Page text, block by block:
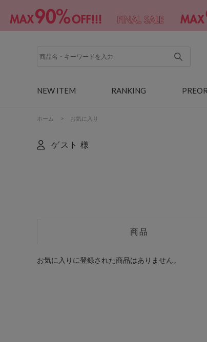
NEW ITEM RANKING
ホーム > お気に入り
ゲスト 様
商品
お気に入りに登録された商品はありません。